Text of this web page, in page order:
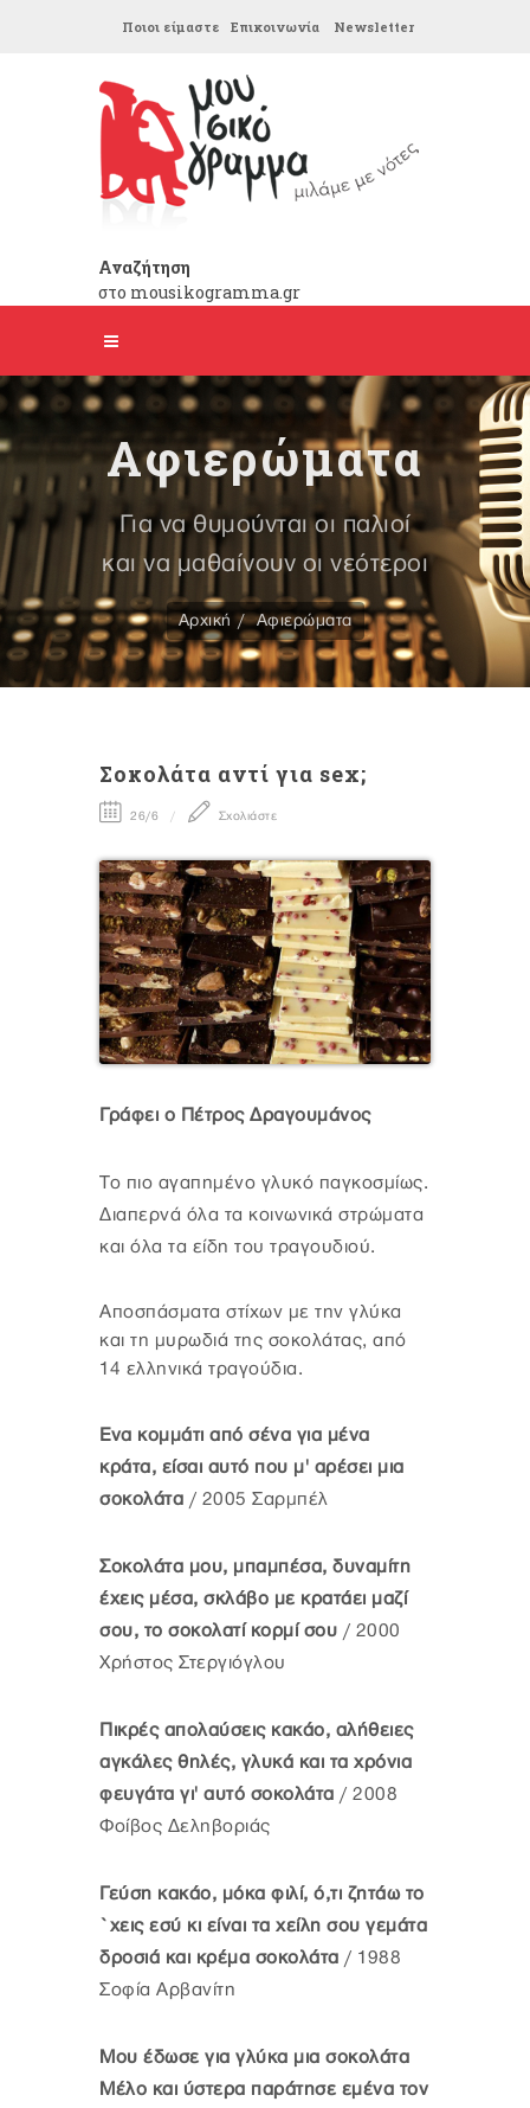
Ποιοι είμαστε Επικοινωνία Newsletter
Αναζήτηση
στο mousikogramma.gr
Αφιερώματα
Για να θυμούνται οι παλιοί
και να μαθαίνουν οι νεότεροι
Αρχική Αφιερώματα
Σοκολάτα αντί για sex;
26/6 Σχολιάστε
Γράφει ο Πέτρος Δραγουμάνος
Το πιο αγαπημένο γλυκό παγκοσμίως.
Διαπερνά όλα τα κοινωνικά στρώματα
και όλα τα είδη του τραγουδιού.
Αποσπάσματα στίχων με την γλύκα
και τη μυρωδιά της σοκολάτας, από
14 ελληνικά τραγούδια.
Ενα κομμάτι από σένα για μένα
κράτα, είσαι αυτό που μ' αρέσει μια
σοκολάτα / 2005 Σαρμπέλ
Σοκολάτα μου, μπαμπέσα, δυναμίτη
έχεις μέσα, σκλάβο με κρατάει μαζί
σου, το σοκολατί κορμί σου / 2000
Χρήστος Στεργιόγλου
Πικρές απολαύσεις κακάο, αλήθειες
αγκάλες θηλές, γλυκά και τα χρόνια
φευγάτα γι' αυτό σοκολάτα / 2008
Φοίβος Δεληβοριάς
Γεύση κακάο, μόκα φιλί, ό,τι ζητάω το
`χεις εσύ κι είναι τα χείλη σου γεμάτα
δροσιά και κρέμα σοκολάτα / 1988
Σοφία Αρβανίτη
Μου έδωσε για γλύκα μια σοκολάτα
Μέλο και ύστερα παράτησε εμένα τον